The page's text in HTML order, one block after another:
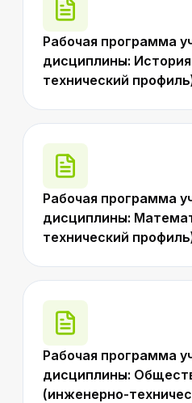
Рабочая программа
дисциплины:
технический
Рабочая программа
дисциплины:
технический
Рабочая программа
дисциплины:
(инженерно-